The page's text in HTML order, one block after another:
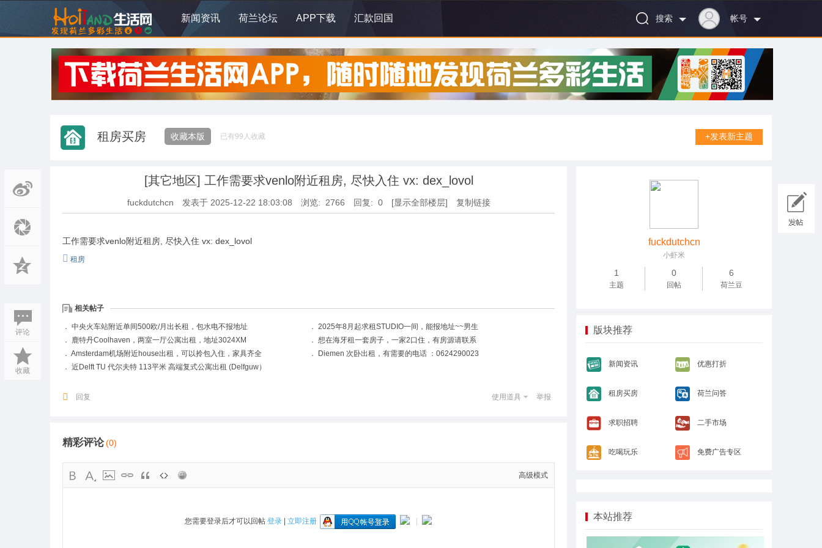
新闻资讯 荷兰论坛 APP下载 汇款回国 帐号
搜索
租房买房 收藏本版 已有99 人收藏 +发表新主题
评论
收藏
[其它地区] 工作需要求venlo附近租房, 尽快入住 vx: dex_lovol
fuckdutchcn 发表于 2025-12-22 18:03:08 浏览: 2766 回复: 0 [显示全部楼层] 复制链接
工作需要求venlo附近租房, 尽快入住 vx: dex_lovol
租房
相关帖子
． 中央火车站附近单间500欧/月出长租，包水电不报地址 ． 2025年8月起求租STUDIO一间，能报地址~~男生
． 鹿特丹Coolhaven，两室一厅公寓出租，地址3024XM ． 想在海牙租一套房子，一家2口住，有房源请联系
． Amsterdam机场附近house出租，可以拎包入住，家具齐全 ．
Diemen 次卧出租，有需要的电话 ：0624290023
． 近Delft TU 代尔夫特 113平米 高端复式公寓出租 (Delfguw）
回复 使用道具 举报
精彩评论(0)
高级模式
您需要登录后才可以回帖 登录| 立即注册
fuckdutchcn
小虾米
1
主题
0
回帖
6
荷兰豆
版块推荐
新闻资讯 优惠打折
租房买房 荷兰问答
求职招聘 二手市场
吃喝玩乐 免费广告专区
本站推荐